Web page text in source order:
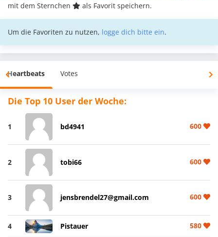
mit dem Sternchen
als Favorit speichern.
Um die Favoriten zu nutzen, logge dich bitte ein.
Heartbeats Votes
Die Top 10 User der Woche:
1 bd4941 600
2 tobi66 600
3 jensbrendel27@gmail.com 600
4 Pistauer 580